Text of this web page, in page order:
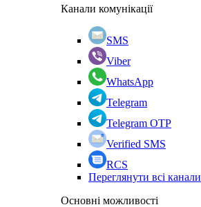
Канали комунікації
SMS
Viber
WhatsApp
Telegram
Telegram OTP
Verified SMS
RCS
Переглянути всі канали
Основні можливості